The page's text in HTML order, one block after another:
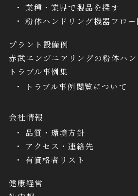
業種・業界で製品を探す
粉体ハンドリング機器フロー
プラント設備例
赤武エンジニアリングの粉体ハ
トラブル事例集
トラブル事例閲覧について
会社情報
品質・環境方針
アクセス・連絡先
有資格者リスト
健康経営